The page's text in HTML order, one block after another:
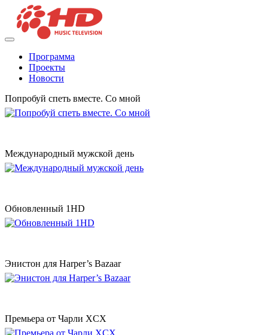
Программа
Проекты
Новости
Попробуй спеть вместе. Со мной
Международный мужской день
Обновленный 1HD
Энистон для Harper’s Bazaar
Премьера от Чарли XCX